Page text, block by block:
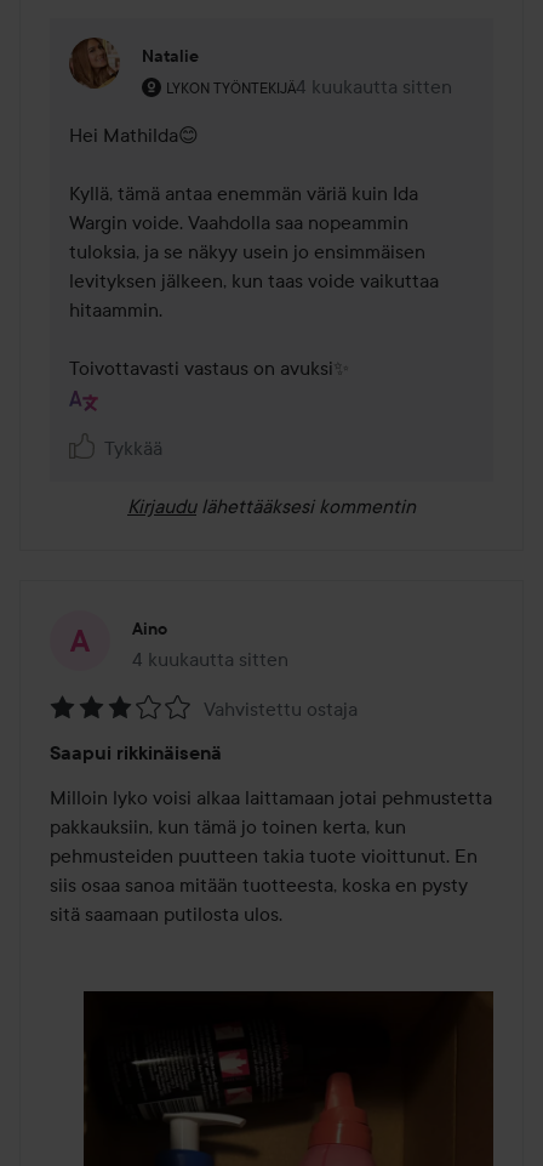
Natalie
LYKON TYÖNTEKIJÄ
Käyttäjän rooli: Lykon työntekijä.
4 kuukautta sitten
Kommentti lisättiin 4
Hei Mathilda😊
Kyllä, tämä antaa enemmän väriä kuin Ida
Wargin voide. Vaahdolla saa nopeammin
tuloksia, ja se näkyy usein jo ensimmäisen
levityksen jälkeen, kun taas voide vaikuttaa
hitaammin.
Toivottavasti vastaus on avuksi✨
Tykkää
Kirjaudu lähettääksesi kommentin
Aino
4 kuukautta sitten
Viesti luotiin 4 kuukautta sitten
3
/
5
Vahvistettu ostaja
Saapui rikkinäisenä
Milloin lyko voisi alkaa laittamaan jotai pehmustetta
pakkauksiin, kun tämä jo toinen kerta, kun
pehmusteiden puutteen takia tuote vioittunut. En
siis osaa sanoa mitään tuotteesta, koska en pysty
sitä saamaan putilosta ulos.